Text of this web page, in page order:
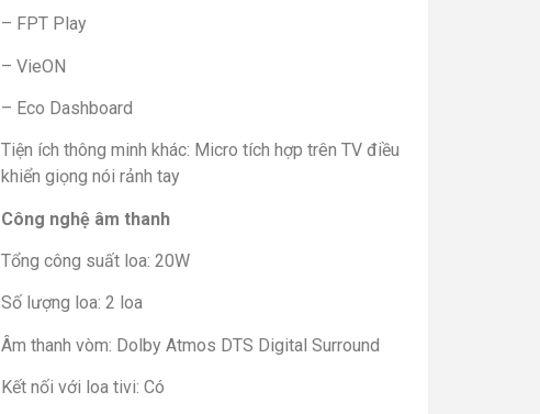
– FPT Play
– VieON
– Eco Dashboard
Tiện ích thông minh khác: Micro tích hợp trên TV điều
khiển giọng nói rảnh tay
Công nghệ âm thanh
Tổng công suất loa: 20W
Số lượng loa: 2 loa
Âm thanh vòm: Dolby Atmos DTS Digital Surround
Kết nối với loa tivi: Có